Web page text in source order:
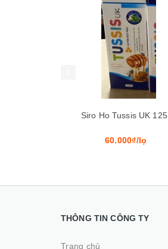
Cedex (Lọ 200 viên)
150.000₫/lọ
THÔNG TIN CÔNG TY
Trang chủ